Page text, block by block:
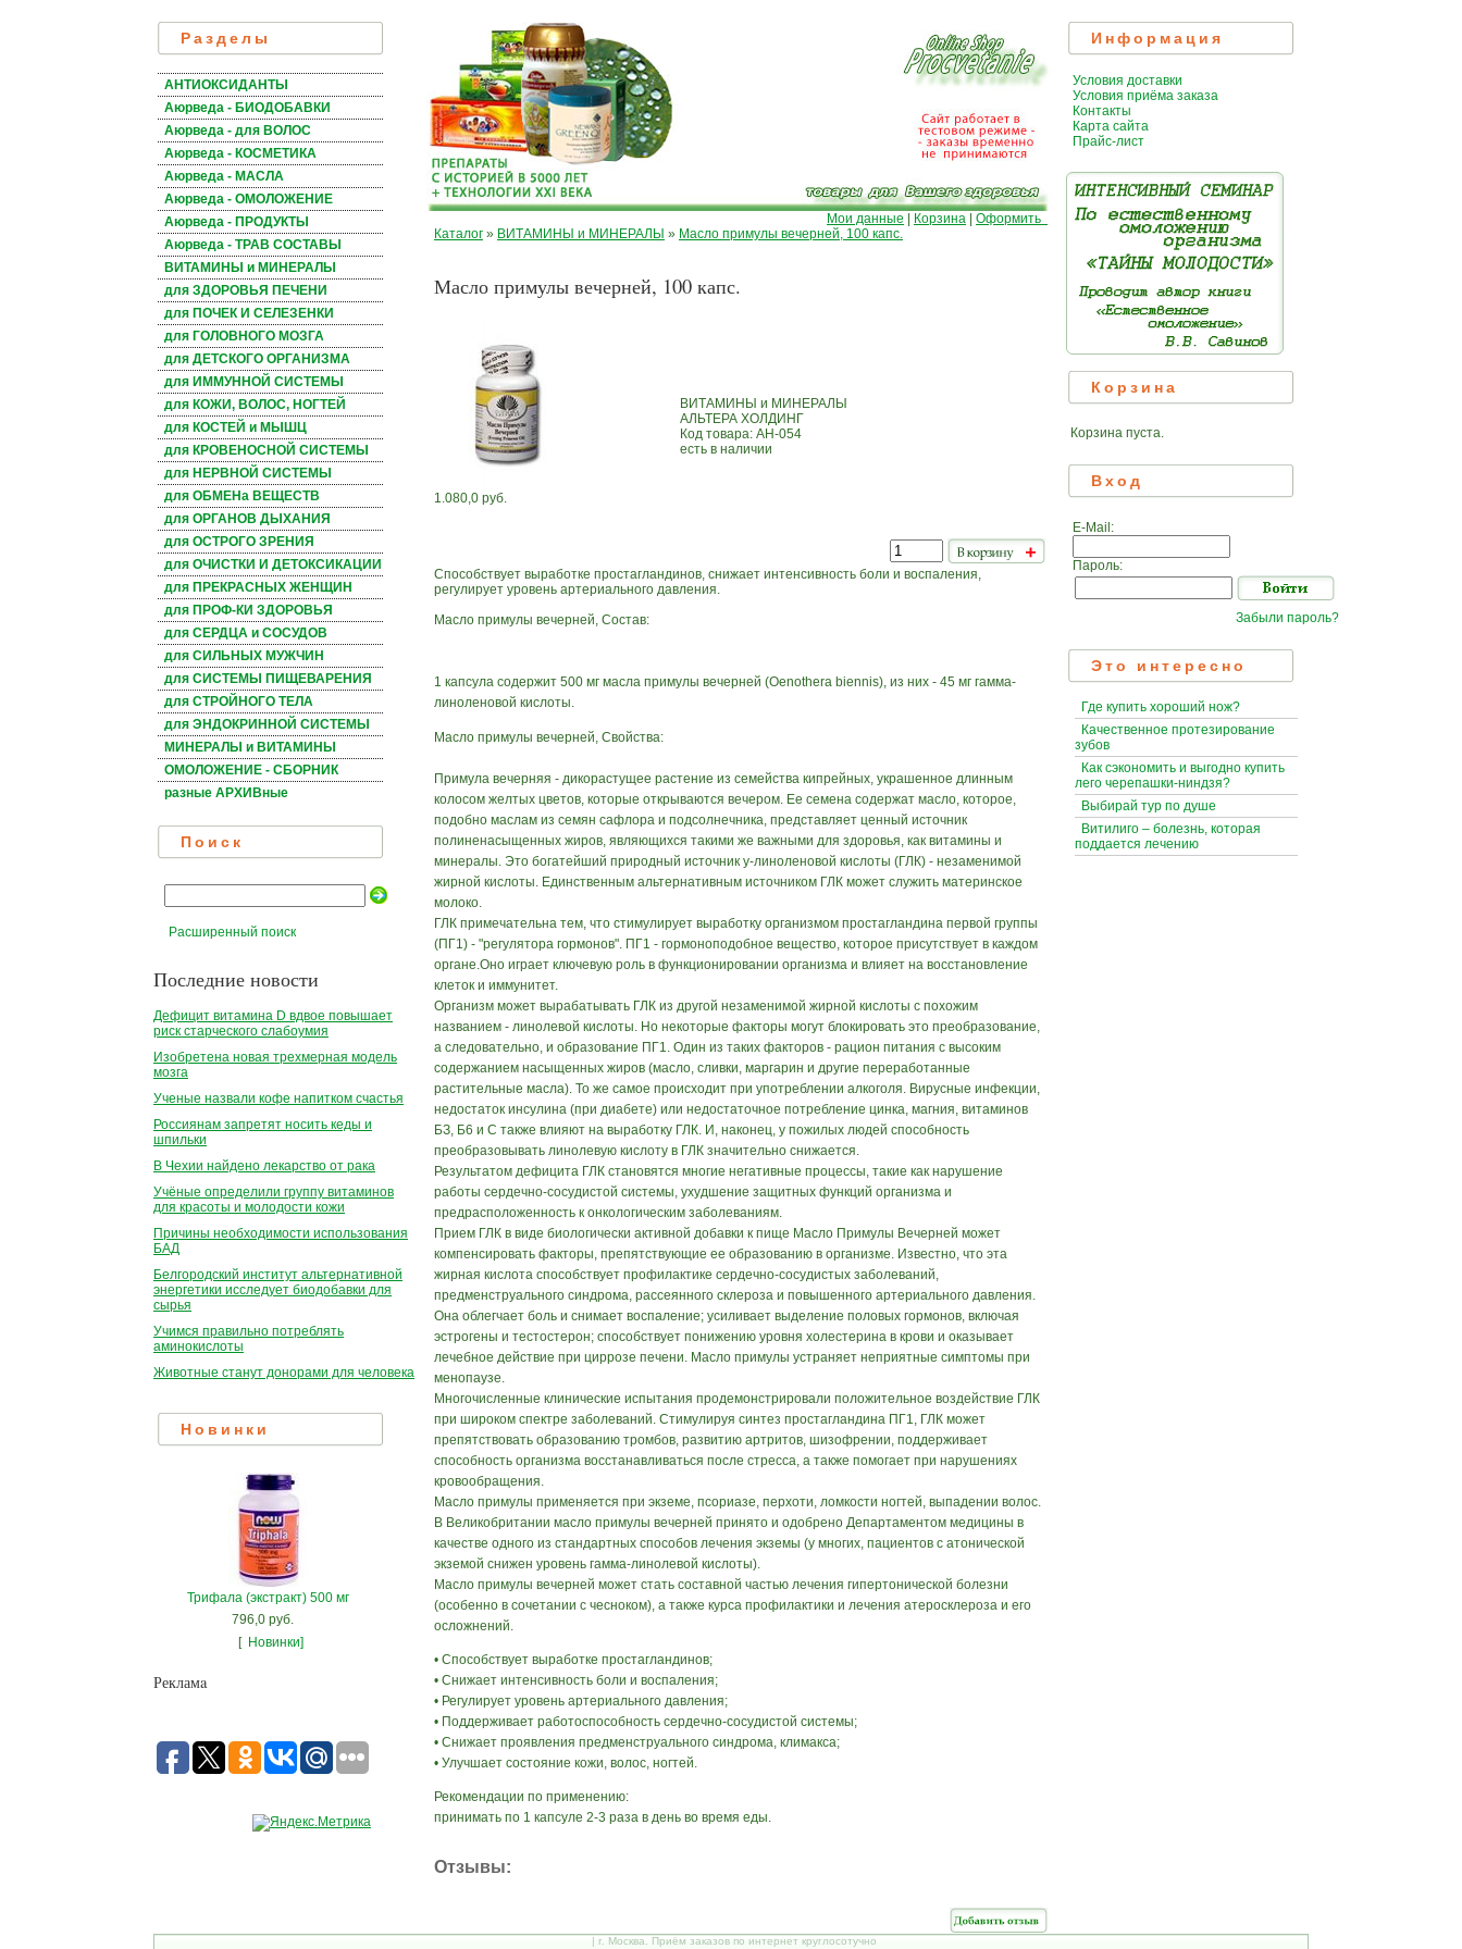
Разделы
АНТИОКСИДАНТЫ
Аюрведа - БИОДОБАВКИ
Аюрведа - для ВОЛОС
Аюрведа - КОСМЕТИКА
Аюрведа - МАСЛА
Аюрведа - ОМОЛОЖЕНИЕ
Аюрведа - ПРОДУКТЫ
Аюрведа - ТРАВ СОСТАВЫ
ВИТАМИНЫ и МИНЕРАЛЫ
для ЗДОРОВЬЯ ПЕЧЕНИ
для ПОЧЕК И СЕЛЕЗЕНКИ
для ГОЛОВНОГО МОЗГА
для ДЕТСКОГО ОРГАНИЗМА
для ИММУННОЙ СИСТЕМЫ
для КОЖИ, ВОЛОС, НОГТЕЙ
для КОСТЕЙ и МЫШЦ
для КРОВЕНОСНОЙ СИСТЕМЫ
для НЕРВНОЙ СИСТЕМЫ
для ОБМЕНа ВЕЩЕСТВ
для ОРГАНОВ ДЫХАНИЯ
для ОСТРОГО ЗРЕНИЯ
для ОЧИСТКИ И ДЕТОКСИКАЦИИ
для ПРЕКРАСНЫХ ЖЕНЩИН
для ПРОФ-КИ ЗДОРОВЬЯ
для СЕРДЦА и СОСУДОВ
для СИЛЬНЫХ МУЖЧИН
для СИСТЕМЫ ПИЩЕВАРЕНИЯ
для СТРОЙНОГО ТЕЛА
для ЭНДОКРИННОЙ СИСТЕМЫ
МИНЕРАЛЫ и ВИТАМИНЫ
ОМОЛОЖЕНИЕ - СБОРНИК
разные АРХИВные
Поиск
Расширенный поиск
Последние новости
Дефицит витамина D вдвое повышает
риск старческого слабоумия
Изобретена новая трехмерная модель
мозга
Ученые назвали кофе напитком счастья
Россиянам запретят носить кеды и
шпильки
В Чехии найдено лекарство от рака
Учёные определили группу витаминов
для красоты и молодости кожи
Причины необходимости использования
БАД
Белгородский институт альтернативной
энергетики исследует биодобавки для
сырья
Учимся правильно потреблять
аминокислоты
Животные станут донорами для человека
Новинки
Трифала (экстракт) 500 мг
796,0 руб.
[ Новинки]
Рекламa
Мои данные Корзина
Оформить
Каталог » ВИТАМИНЫ и МИНЕРАЛЫ » Масло примулы вечерней, 100 капс.
Масло примулы вечерней, 100 капс.
1.080,0 руб.
ВИТАМИНЫ и МИНЕРАЛЫ
АЛЬТЕРА ХОЛДИНГ
Код товара: AH-054
есть в наличии
Способствует выработке простагландинов, снижает интенсивность боли и воспаления,
регулирует уровень артериального давления.
Масло примулы вечерней, Состав:
1 капсула содержит 500 мг масла примулы вечерней (Oenothera biennis), из них - 45 мг гамма-
линоленовой кислоты.
Масло примулы вечерней, Свойства:
Примула вечерняя - дикорастущее растение из семейства кипрейных, украшенное длинным
колосом желтых цветов, которые открываются вечером. Ее семена содержат масло, которое,
подобно маслам из семян сафлора и подсолнечника, представляет ценный источник
полиненасыщенных жиров, являющихся такими же важными для здоровья, как витамины и
минералы. Это богатейший природный источник у-линоленовой кислоты (ГЛК) - незаменимой
жирной кислоты. Единственным альтернативным источником ГЛК может служить материнское
молоко.
ГЛК примечательна тем, что стимулирует выработку организмом простагландина первой группы
(ПГ1) - "регулятора гормонов". ПГ1 - гормоноподобное вещество, которое присутствует в каждом
органе.Оно играет ключевую роль в функционировании организма и влияет на восстановление
клеток и иммунитет.
Организм может вырабатывать ГЛК из другой незаменимой жирной кислоты с похожим
названием - линолевой кислоты. Но некоторые факторы могут блокировать это преобразование,
а следовательно, и образование ПГ1. Один из таких факторов - рацион питания с высоким
содержанием насыщенных жиров (масло, сливки, маргарин и другие переработанные
растительные масла). То же самое происходит при употреблении алкоголя. Вирусные инфекции,
недостаток инсулина (при диабете) или недостаточное потребление цинка, магния, витаминов
БЗ, Б6 и С также влияют на выработку ГЛК. И, наконец, у пожилых людей способность
преобразовывать линолевую кислоту в ГЛК значительно снижается.
Результатом дефицита ГЛК становятся многие негативные процессы, такие как нарушение
работы сердечно-сосудистой системы, ухудшение защитных функций организма и
предрасположенность к онкологическим заболеваниям.
Прием ГЛК в виде биологически активной добавки к пище Масло Примулы Вечерней может
компенсировать факторы, препятствующие ее образованию в организме. Известно, что эта
жирная кислота способствует профилактике сердечно-сосудистых заболеваний,
предменструального синдрома, рассеянного склероза и повышенного артериального давления.
Она облегчает боль и снимает воспаление; усиливает выделение половых гормонов, включая
эстрогены и тестостерон; способствует понижению уровня холестерина в крови и оказывает
лечебное действие при циррозе печени. Масло примулы устраняет неприятные симптомы при
менопаузе.
Многочисленные клинические испытания продемонстрировали положительное воздействие ГЛК
при широком спектре заболеваний. Стимулируя синтез простагландина ПГ1, ГЛК может
препятствовать образованию тромбов, развитию артритов, шизофрении, поддерживает
способность организма восстанавливаться после стресса, а также помогает при нарушениях
кровообращения.
Масло примулы применяется при экземе, псориазе, перхоти, ломкости ногтей, выпадении волос.
В Великобритании масло примулы вечерней принято и одобрено Департаментом медицины в
качестве одного из стандартных способов лечения экземы (у многих, пациентов с атонической
экземой снижен уровень гамма-линолевой кислоты).
Масло примулы вечерней может стать составной частью лечения гипертонической болезни
(особенно в сочетании с чесноком), а также курса профилактики и лечения атеросклероза и его
осложнений.
• Способствует выработке простагландинов;
• Снижает интенсивность боли и воспаления;
• Регулирует уровень артериального давления;
• Поддерживает работоспособность сердечно-сосудистой системы;
• Снижает проявления предменструального синдрома, климакса;
• Улучшает состояние кожи, волос, ногтей.
Рекомендации по применению:
принимать по 1 капсуле 2-3 раза в день во время еды.
Отзывы:
Информация
Условия доставки
Условия приёма заказа
Контакты
Карта сайта
Прайс-лист
Корзина
Корзина пуста.
Вход
E-Mail:
Пароль:
Забыли пароль?
Это интересно
Где купить хороший нож?
Качественное протезирование
зубов
Как сэкономить и выгодно купить
лего черепашки-ниндзя?
Выбирай тур по душе
Витилиго – болезнь, которая
поддается лечению
| г. Москва. Приём заказов по интернет круглосотучно